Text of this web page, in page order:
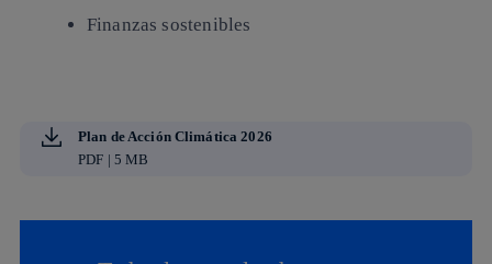
Finanzassostenibles
Plan de Acción Climática 2026
PDF | 5 MB